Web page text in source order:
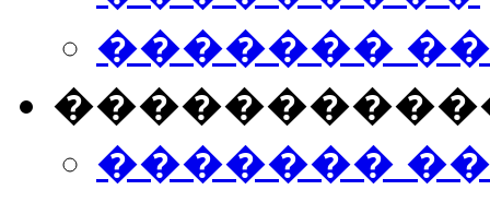
�������
�������